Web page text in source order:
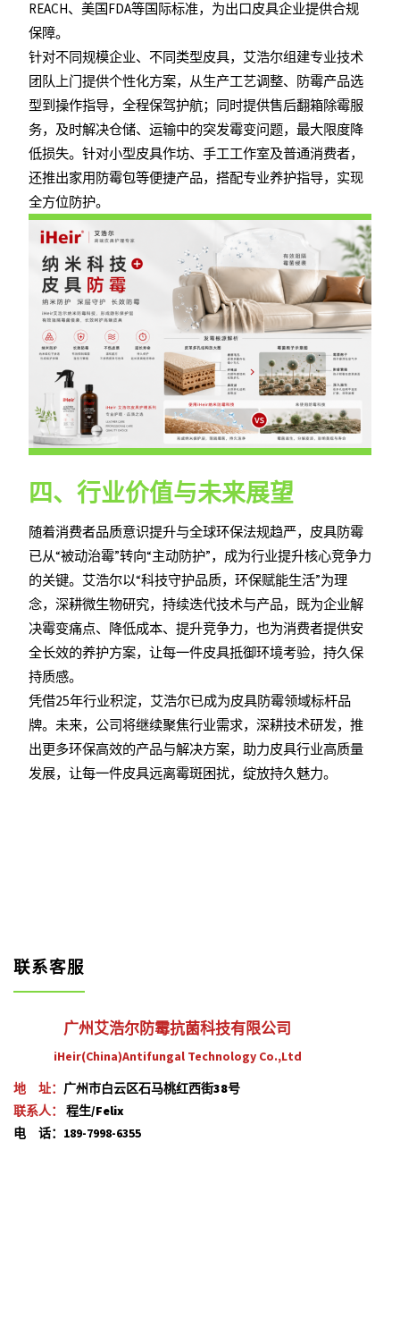
REACH、美国FDA等国际标准，为出口皮具企业提供合规
保障。
针对不同规模企业、不同类型皮具，艾浩尔组建专业技术
团队上门提供个性化方案，从生产工艺调整、防霉产品选
型到操作指导，全程保驾护航；同时提供售后翻箱除霉服
务，及时解决仓储、运输中的突发霉变问题，最大限度降
低损失。针对小型皮具作坊、手工工作室及普通消费者，
还推出家用防霉包等便捷产品，搭配专业养护指导，实现
全方位防护。
四、行业价值与未来展望
随着消费者品质意识提升与全球环保法规趋严，皮具防霉
已从“被动治霉”转向“主动防护”，成为行业提升核心竞争力
的关键。艾浩尔以“科技守护品质，环保赋能生活”为理
念，深耕微生物研究，持续迭代技术与产品，既为企业解
决霉变痛点、降低成本、提升竞争力，也为消费者提供安
全长效的养护方案，让每一件皮具抵御环境考验，持久保
持质感。
凭借25年行业积淀，艾浩尔已成为皮具防霉领域标杆品
牌。未来，公司将继续聚焦行业需求，深耕技术研发，推
出更多环保高效的产品与解决方案，助力皮具行业高质量
发展，让每一件皮具远离霉斑困扰，绽放持久魅力。
联系客服
广州艾浩尔防霉抗菌科技有限公司
iHeir(China)Antifungal Technology Co.,Ltd
地 址： 广州市白云区石马桃红西街38号
联系人：
程生/Felix
电 话：189-7998-6355